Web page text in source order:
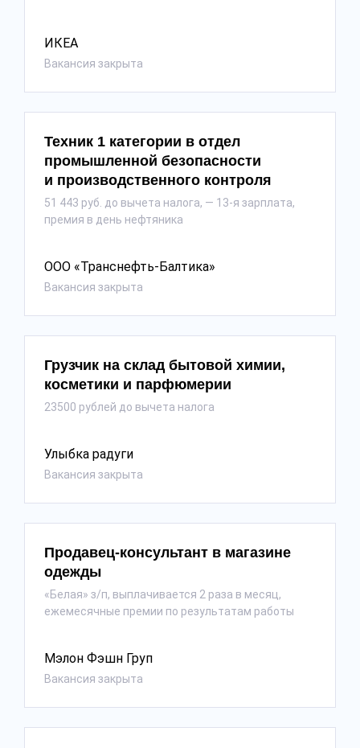
ИКЕА
Вакансия закрыта
Техник 1 категории в отдел
промышленной безопасности
и производственного контроля
51 443 руб. до вычета налога, — 13-я зарплата,
премия в день нефтяника
ООО «Транснефть-Балтика»
Вакансия закрыта
Грузчик на склад бытовой химии,
косметики и парфюмерии
23500 рублей до вычета налога
Улыбка радуги
Вакансия закрыта
Продавец-консультант в магазине
одежды
«Белая» з/п, выплачивается 2 раза в месяц,
ежемесячные премии по результатам работы
Мэлон Фэшн Груп
Вакансия закрыта